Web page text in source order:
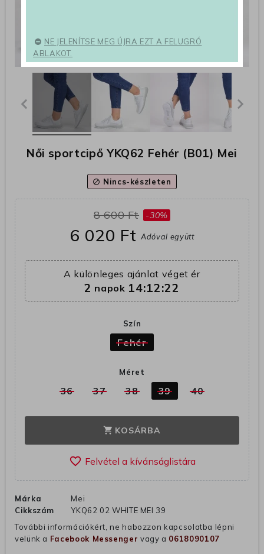
Női sportcipő YKQ62 Fehér (B01) Mei
block Nincs-készleten
8 600 Ft -30%
6 020 FtAdóval együtt
A különleges ajánlat véget ér
2 napok 14:12:21
Szín
Fehér
Méret
36 37 38 39 40
shopping_cart KOSÁRBA
favorite_border
Márka
Mei
Cikkszám
YKQ62 02 WHITE MEI 39
További információkért, ne habozzon kapcsolatba lépni
velünk a Facebook Messenger vagy a 0618090107
NE JELENÍTSE MEG ÚJRA EZT A FELUGRÓ
ABLAKOT.